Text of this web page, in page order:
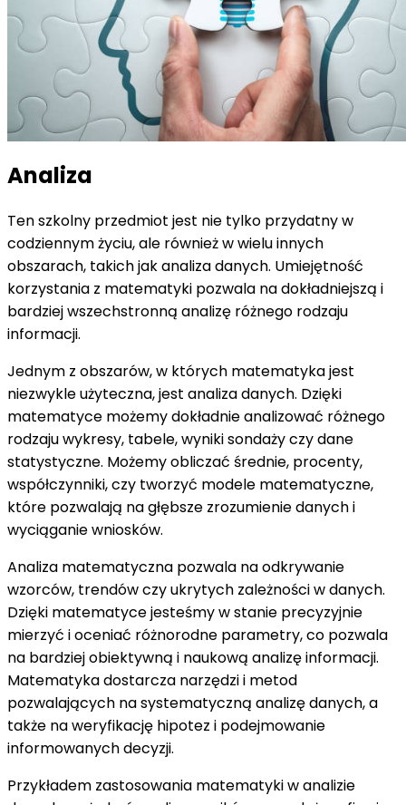
Analiza
Ten szkolny przedmiot jest nie tylko przydatny w
codziennym życiu, ale również w wielu innych
obszarach, takich jak analiza danych. Umiejętność
korzystania z matematyki pozwala na dokładniejszą i
bardziej wszechstronną analizę różnego rodzaju
informacji.
Jednym z obszarów, w których matematyka jest
niezwykle użyteczna, jest analiza danych. Dzięki
matematyce możemy dokładnie analizować różnego
rodzaju wykresy, tabele, wyniki sondaży czy dane
statystyczne. Możemy obliczać średnie, procenty,
współczynniki, czy tworzyć modele matematyczne,
które pozwalają na głębsze zrozumienie danych i
wyciąganie wniosków.
Analiza matematyczna pozwala na odkrywanie
wzorców, trendów czy ukrytych zależności w danych.
Dzięki matematyce jesteśmy w stanie precyzyjnie
mierzyć i oceniać różnorodne parametry, co pozwala
na bardziej obiektywną i naukową analizę informacji.
Matematyka dostarcza narzędzi i metod
pozwalających na systematyczną analizę danych, a
także na weryfikację hipotez i podejmowanie
informowanych decyzji.
Przykładem zastosowania matematyki w analizie